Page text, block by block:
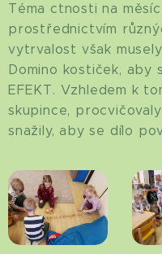
Téma ctnosti na
prostřednictvím
vytrvalost však
Domino kostiček, aby
EFEKT. Vzhledem k
skupince,
snažily, aby se dílo